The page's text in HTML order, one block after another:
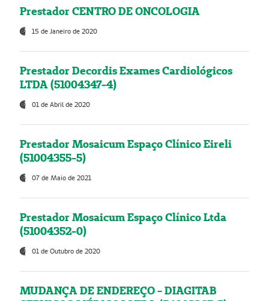
Prestador CENTRO DE ONCOLOGIA
15 de Janeiro de 2020
Prestador Decordis Exames Cardiológicos
LTDA (51004347-4)
01 de Abril de 2020
Prestador Mosaicum Espaço Clínico Eireli
(51004355-5)
07 de Maio de 2021
Prestador Mosaicum Espaço Clínico Ltda
(51004352-0)
01 de Outubro de 2020
MUDANÇA DE ENDEREÇO - DIAGITAB